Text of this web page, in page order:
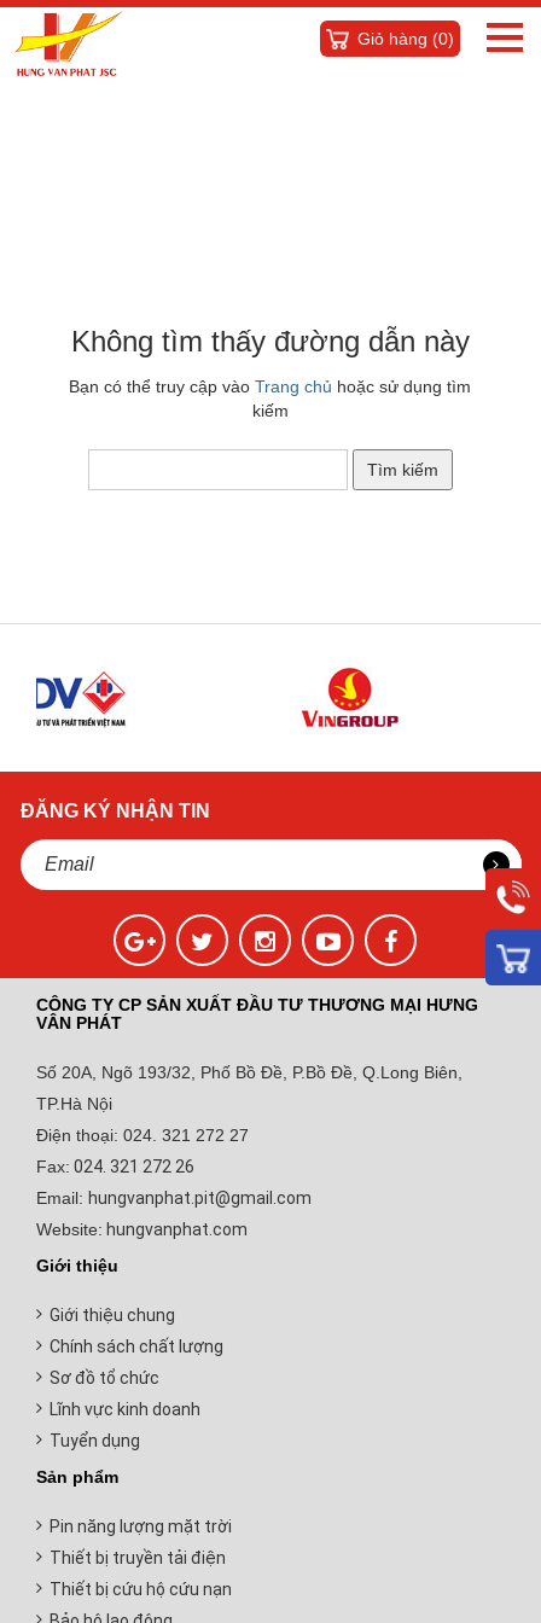
Giỏ hàng (0)
Không tìm thấy đường dẫn này
Bạn có thể truy cập vàoTrang chủ hoặc sử dụng tìm
kiếm
ĐĂNG KÝ NHẬN TIN
CÔNG TY CP SẢN XUẤT ĐẦU TƯ THƯƠNG MẠI HƯNG
VÂN PHÁT
Số 20A, Ngõ 193/32, Phố Bồ Đề, P.Bồ Đề, Q.Long Biên,
TP.Hà Nội
Điện thoại: 024. 321 272 27
Fax: 024. 321 272 26
Email: hungvanphat.pit@gmail.com
Website: hungvanphat.com
Giới thiệu
Giới thiệu chung
Chính sách chất lượng
Sơ đồ tổ chức
Lĩnh vực kinh doanh
Tuyển dụng
Sản phẩm
Pin năng lượng mặt trời
Thiết bị truyền tải điện
Thiết bị cứu hộ cứu nạn